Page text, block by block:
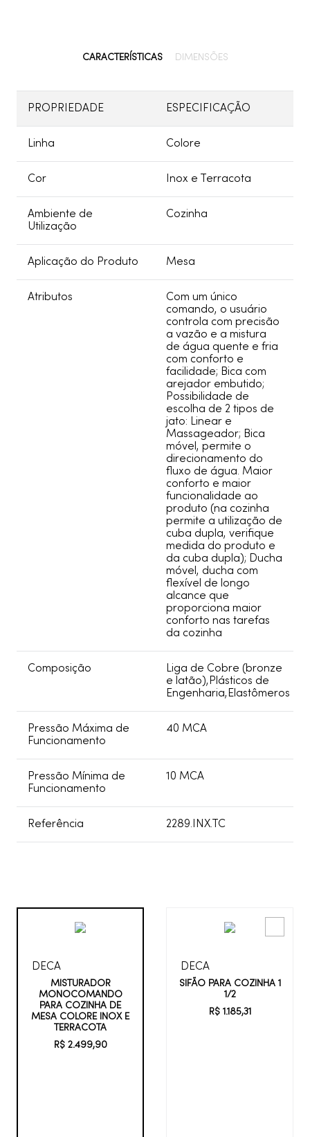
CARACTERÍSTICAS DIMENSÕES
PROPRIEDADE ESPECIFICAÇÃO
Linha Colore
Cor Inox e Terracota
Ambiente de
Utilização
Cozinha
Aplicação do Produto Mesa
Atributos
Com um único
comando, o usuário
controla com precisão
a vazão e a mistura
de água quente e fria
com conforto e
facilidade; Bica com
arejador embutido;
Possibilidade de
escolha de 2 tipos de
jato: Linear e
Massageador; Bica
móvel, permite o
direcionamento do
fluxo de água. Maior
conforto e maior
funcionalidade ao
produto (na cozinha
permite a utilização de
cuba dupla, verifique
medida do produto e
da cuba dupla); Ducha
móvel, ducha com
flexível de longo
alcance que
proporciona maior
conforto nas tarefas
da cozinha
Composição
Liga de Cobre (bronze
e latão),Plásticos de
Engenharia,Elastômeros
Pressão Máxima de
Funcionamento
40 MCA
Pressão Mínima de
Funcionamento
10 MCA
Referência 2289.INX.TC
DECA
MISTURADOR
MONOCOMANDO
PARA COZINHA DE
MESA COLORE INOX E
TERRACOTA
R$ 2.499,90
DECA
SIFÃO PARA COZINHA 1
1/2
R$ 1 .185,31